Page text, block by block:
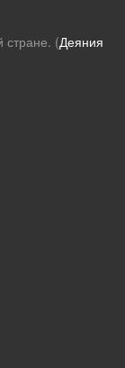
стране. (Деяния